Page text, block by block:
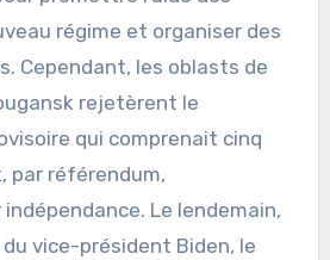
régime et organiser des
Cependant, les oblasts de
rejetèrent le
qui comprenait cinq
par référendum,
Le lendemain,
du vice-président Biden, le